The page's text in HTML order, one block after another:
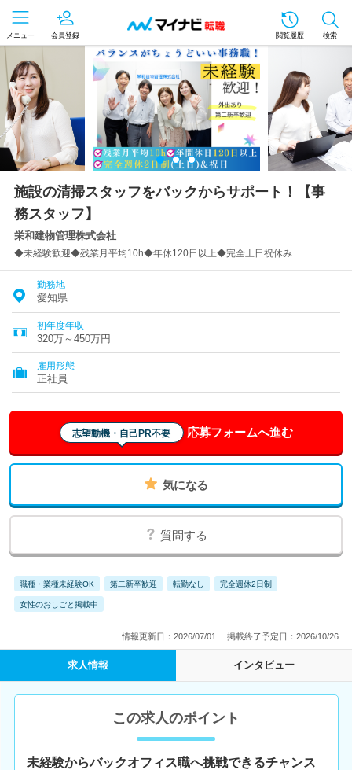
メニュー 会員登録 閲覧履歴 検索
施設の清掃スタッフをバックからサポート！【事
務スタッフ】
栄和建物管理株式会社
◆未経験歓迎◆残業月平均10h◆年休120日以上◆完全土日祝休み
勤務地
愛知県
初年度年収
320万～450万円
雇用形態
正社員
志望動機・自己PR不要 応募フォームへ進む
気になる
質問する
職種・業種未経験OK 第二新卒歓迎 転勤なし 完全週休2日制
女性のおしごと掲載中
情報更新日：2026/07/01 掲載終了予定日：2026/10/26
求人情報 インタビュー
この求人のポイント
未経験からバックオフィス職へ挑戦できるチャンス